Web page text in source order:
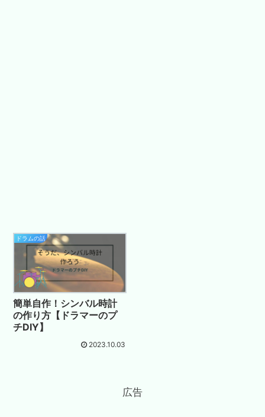
ドラムの話
簡単自作！シンバル時計
の作り方【ドラマーのプ
チDIY】
2023.10.03
広告